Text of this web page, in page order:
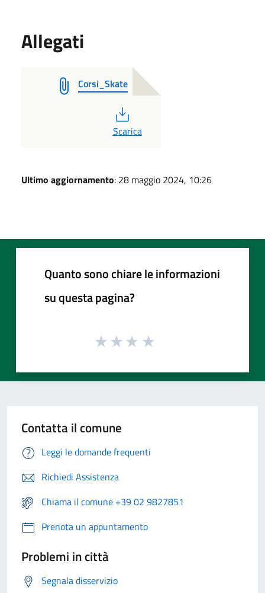
Allegati
Corsi_Skate
PDF
Scarica
Ultimo aggiornamento: 28 maggio 2024, 10:26
Quanto sono chiare le informazioni
su questa pagina?
Contatta il comune
Leggi le domande frequenti
Richiedi Assistenza
Chiama il comune +39 02 9827851
Prenota un appuntamento
Problemi in città
Segnala disservizio